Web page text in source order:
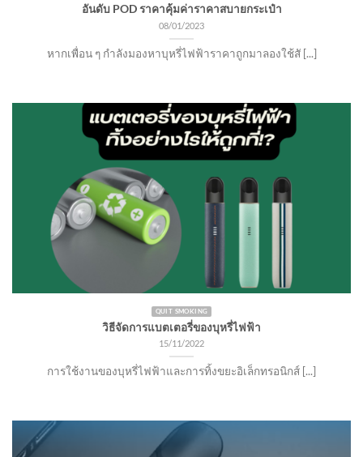
อันดับ POD ราคาคุ้มค่าราคาสบายกระเป๋า
08/01/2023
หากเพื่อน ๆ กำลังมองหาบุหรี่ไฟฟ้าราคาถูกมาลองใช้สั [...]
QUIT SMOKING
วิธีจัดการแบตเตอรี่ของบุหรี่ไฟฟ้า
15/11/2022
การใช้งานของบุหรี่ไฟฟ้าและการทิ้งขยะอิเล็กทรอนิกส์ [...]